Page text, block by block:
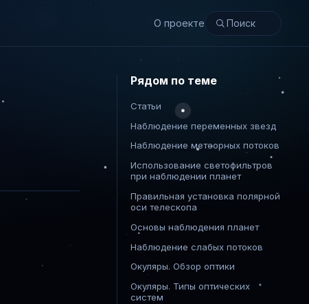
О проекте
Рядом по теме
Статьи
Наблюдение переменных звезд
Наблюдение метеорных потоков
Использование светофильтров
при наблюдении планет
Правильная установка полярной
оси телескопа
Основы наблюдения планет
Наблюдение слабых потоков
Окуляры. Обзор оптики
Окуляры. Типы оптических
систем